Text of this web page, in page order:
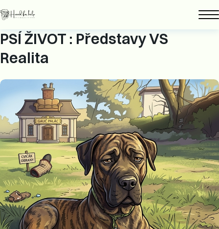
PSÍ ŽIVOT : Představy VS
Realita